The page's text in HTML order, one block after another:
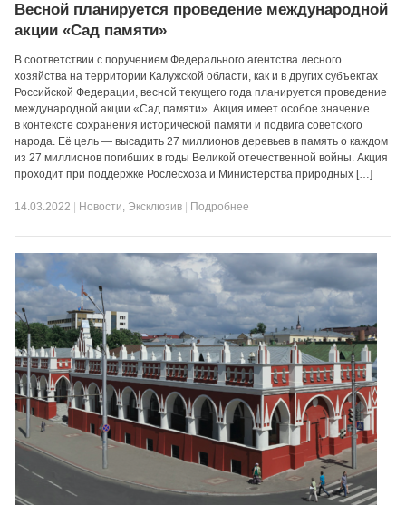
Весной планируется проведение международной
акции «Сад памяти»
В соответствии с поручением Федерального агентства лесного
хозяйства на территории Калужской области, как и в других субъектах
Российской Федерации, весной текущего года планируется проведение
международной акции «Сад памяти». Акция имеет особое значение
в контексте сохранения исторической памяти и подвига советского
народа. Её цель — высадить 27 миллионов деревьев в память о каждом
из 27 миллионов погибших в годы Великой отечественной войны. Акция
проходит при поддержке Рослесхоза и Министерства природных […]
14.03.2022 Новости, Эксклюзив Подробнее